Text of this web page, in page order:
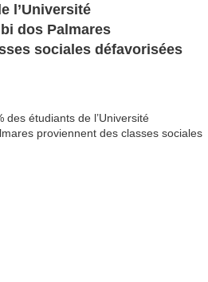
l’Université
dos Palmares
sociales défavorisées